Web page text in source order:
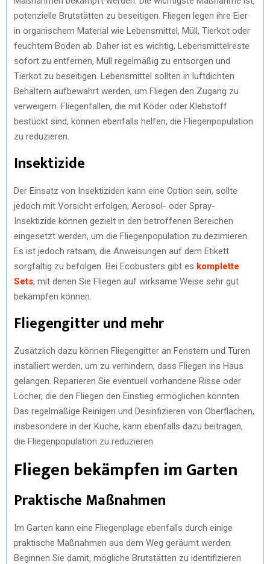
potenzielle Brutstätten zu beseitigen. Fliegen legen ihre Eier
in organischem Material wie Lebensmittel, Müll, Tierkot oder
feuchtem Boden ab. Daher ist es wichtig, Lebensmittelreste
sofort zu entfernen, Müll regelmäßig zu entsorgen und
Tierkot zu beseitigen. Lebensmittel sollten in luftdichten
Behältern aufbewahrt werden, um Fliegen den Zugang zu
verweigern. Fliegenfallen, die mit Köder oder Klebstoff
bestückt sind, können ebenfalls helfen, die Fliegenpopulation
zu reduzieren.
Insektizide
Der Einsatz von Insektiziden kann eine Option sein, sollte
jedoch mit Vorsicht erfolgen, Aerosol- oder Spray-
Insektizide können gezielt in den betroffenen Bereichen
eingesetzt werden, um die Fliegenpopulation zu dezimieren.
Es ist jedoch ratsam, die Anweisungen auf dem Etikett
sorgfältig zu befolgen. Bei Ecobusters gibt es komplette
Sets, mit denen Sie Fliegen auf wirksame Weise sehr gut
bekämpfen können.
Fliegengitter und mehr
Zusätzlich dazu können Fliegengitter an Fenstern und Türen
installiert werden, um zu verhindern, dass Fliegen ins Haus
gelangen. Reparieren Sie eventuell vorhandene Risse oder
Löcher, die den Fliegen den Einstieg ermöglichen könnten.
Das regelmäßige Reinigen und Desinfizieren von Oberflächen,
insbesondere in der Küche, kann ebenfalls dazu beitragen,
die Fliegenpopulation zu reduzieren.
Fliegen bekämpfen im Garten
Praktische Maßnahmen
Im Garten kann eine Fliegenplage ebenfalls durch einige
praktische Maßnahmen aus dem Weg geräumt werden.
Beginnen Sie damit, mögliche Brutstätten zu identifizieren